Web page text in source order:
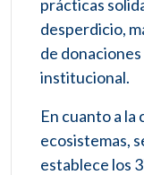
prácticas
desperdicio,
de
institucional.
En cuanto a
ecosistemas,
establece los